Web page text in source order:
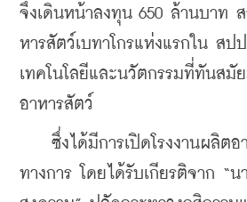
จึงเดินหน้าลงทุน 650 ล้านบาท ส
หารสัตว์เบทาโกรแห่งแรกใน สป
เทคโนโลยีและนวัตกรรมที่ทันสมั
อาหารสัตว์
ซึ่งได้มีการเปิดโรงงานผลิตอา
ทางการ โดยได้รับเกียรติจาก “